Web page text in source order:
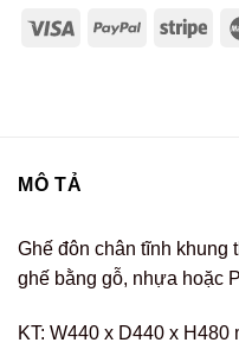
MÔ TẢ
Ghế đôn chân tĩnh khung
ghế bằng gỗ, nhựa hoặc
KT: W440 x D440 x H480